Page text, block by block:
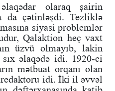
olaraq şairin
da çətinləşdi. Tezliklə
siyasi problemlər
Qalaktion heç vaxt
üzvü olmayıb, lakin
əlaqədə idi. 1920-ci
mətbuat orqanı olan
redaktoru idi. İki il əvvəl